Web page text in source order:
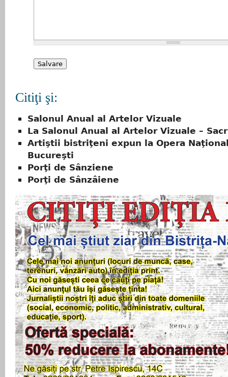
Citiţi şi:
Salonul Anual al Artelor Vizuale
La Salonul Anual al Artelor Vizuale –
Artiştii bistriţeni expun la Opera
Bucureşti
Porţi de Sânziene
Porţi de Sânzâiene